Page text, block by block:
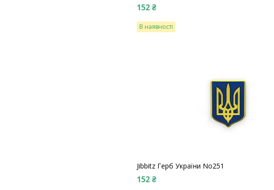
152 ₴
В наявності
Jibbitz Герб України No251
152 ₴